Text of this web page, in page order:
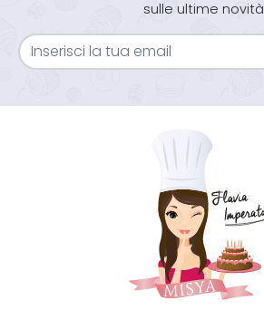
sulle ultime novità